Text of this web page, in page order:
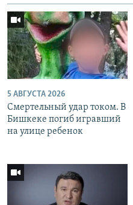
5 АВГУСТА 2026
Смертельный удар током. В
Бишкеке погиб игравший
на улице ребенок